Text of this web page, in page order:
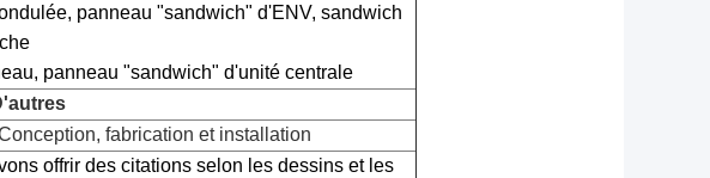
panneau "sandwich" d'ENV, sandwich
panneau "sandwich" d'unité centrale
fabrication et installation
offrir des citations selon les dessins et les